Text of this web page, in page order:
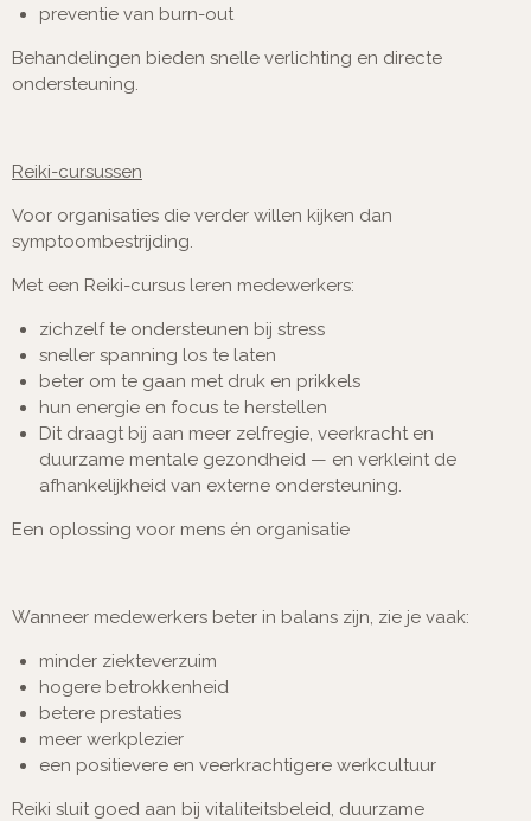
preventie van burn-out
Behandelingen bieden snelle verlichting en directe
ondersteuning.
Reiki-cursussen
Voor organisaties die verder willen kijken dan
symptoombestrijding.
Met een Reiki-cursus leren medewerkers:
zichzelf te ondersteunen bij stress
sneller spanning los te laten
beter om te gaan met druk en prikkels
hun energie en focus te herstellen
Dit draagt bij aan meer zelfregie, veerkracht en
duurzame mentale gezondheid — en verkleint de
afhankelijkheid van externe ondersteuning.
Een oplossing voor mens én organisatie
Wanneer medewerkers beter in balans zijn, zie je vaak:
minder ziekteverzuim
hogere betrokkenheid
betere prestaties
meer werkplezier
een positievere en veerkrachtigere werkcultuur
Reiki sluit goed aan bij vitaliteitsbeleid, duurzame